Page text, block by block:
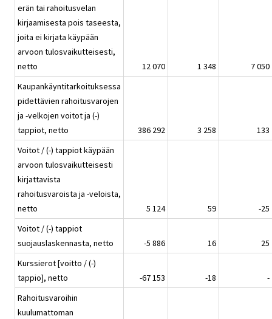
erän tai rahoitusvelan
kirjaamisesta pois taseesta,
joita ei kirjata käypään
arvoon tulosvaikutteisesti,
netto
12 070 1 348
7 050
Kaupankäyntitarkoituksessa
pidettävien rahoitusvarojen
ja -velkojen voitot ja (-)
tappiot, netto
386 292 3 258
133
Voitot / (-) tappiot käypään
arvoon tulosvaikutteisesti
kirjattavista
rahoitusvaroista ja -veloista,
netto
5 124 59
-25
Voitot / (-) tappiot
suojauslaskennasta, netto
-5 886 16
25
Kurssierot [voitto / (-)
tappio], netto
-67 153 -18
-
Rahoitusvaroihin
kuulumattoman